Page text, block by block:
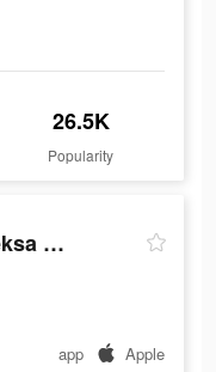
26.5K
Popularity
Makmur | Aplikasi Reksa Dana
app Apple